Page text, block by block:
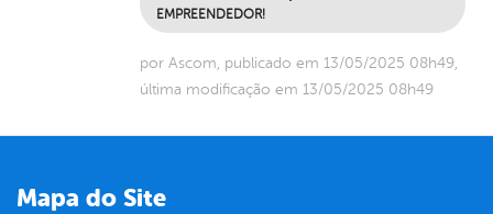
EMPREENDEDOR!
por Ascom, publicado em 13/05/2025 08h49,
última modificação em 13/05/2025 08h49
Mapa do Site